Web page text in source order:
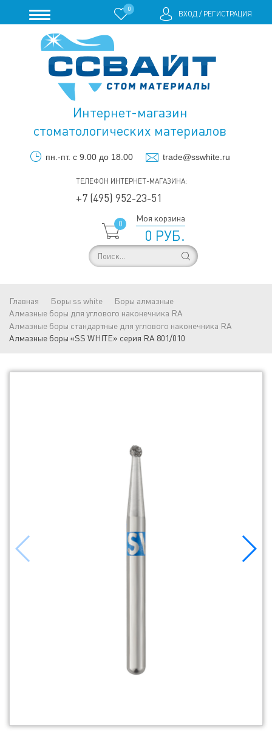
0
ВХОД/ РЕГИСТРАЦИЯ
Интернет-магазин
стоматологических материалов
пн.-пт. с 9.00 до 18.00 trade@sswhite.ru
ТЕЛЕФОН ИНТЕРНЕТ-МАГАЗИНА:
+7 (495) 952-23-51
0
Моя корзина
0 РУБ.
Главная Боры ss white
Боры алмазные
Алмазные боры для углового наконечника RA
Алмазные боры стандартные для углового наконечника RA
Алмазные боры «SS WHITE» серия RA 801/010